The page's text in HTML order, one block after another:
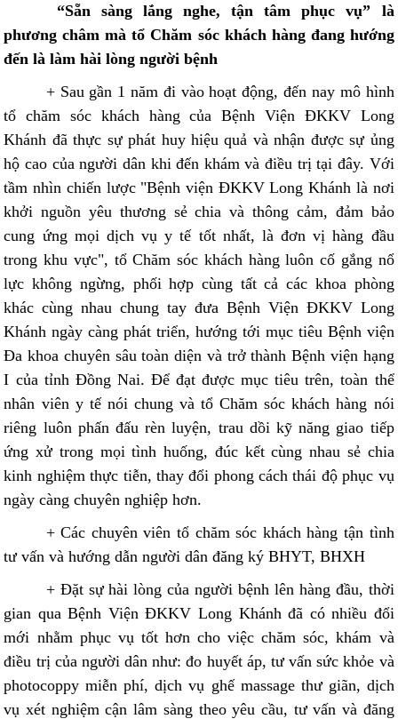
“Sẵn sàng lắng nghe, tận tâm phục vụ” là
phương châm mà tổ Chăm sóc khách hàng đang hướng
đến là làm hài lòng người bệnh
+ Sau gần 1 năm đi vào hoạt động, đến nay mô hình
tổ chăm sóc khách hàng của Bệnh Viện ĐKKV Long
Khánh đã thực sự phát huy hiệu quả và nhận được sự ủng
hộ cao của người dân khi đến khám và điều trị tại đây. Với
tầm nhìn chiến lược "Bệnh viện ĐKKV Long Khánh là nơi
khởi nguồn yêu thương sẻ chia và thông cảm, đảm bảo
cung ứng mọi dịch vụ y tế tốt nhất, là đơn vị hàng đầu
trong khu vực", tổ Chăm sóc khách hàng luôn cố gắng nổ
lực không ngừng, phối hợp cùng tất cả các khoa phòng
khác cùng nhau chung tay đưa Bệnh Viện ĐKKV Long
Khánh ngày càng phát triển, hướng tới mục tiêu Bệnh viện
Đa khoa chuyên sâu toàn diện và trở thành Bệnh viện hạng
I của tỉnh Đồng Nai. Để đạt được mục tiêu trên, toàn thể
nhân viên y tế nói chung và tổ Chăm sóc khách hàng nói
riêng luôn phấn đấu rèn luyện, trau dồi kỹ năng giao tiếp
ứng xử trong mọi tình huống, đúc kết cùng nhau sẻ chia
kinh nghiệm thực tiễn, thay đổi phong cách thái độ phục vụ
ngày càng chuyên nghiệp hơn.
+ Các chuyên viên tổ chăm sóc khách hàng tận tình
tư vấn và hướng dẫn người dân đăng ký BHYT, BHXH
+ Đặt sự hài lòng của người bệnh lên hàng đầu, thời
gian qua Bệnh Viện ĐKKV Long Khánh đã có nhiều đổi
mới nhằm phục vụ tốt hơn cho việc chăm sóc, khám và
điều trị của người dân như: đo huyết áp, tư vấn sức khỏe và
photocoppy miễn phí, dịch vụ ghế massage thư giãn, dịch
vụ xét nghiệm cận lâm sàng theo yêu cầu, tư vấn và đăng